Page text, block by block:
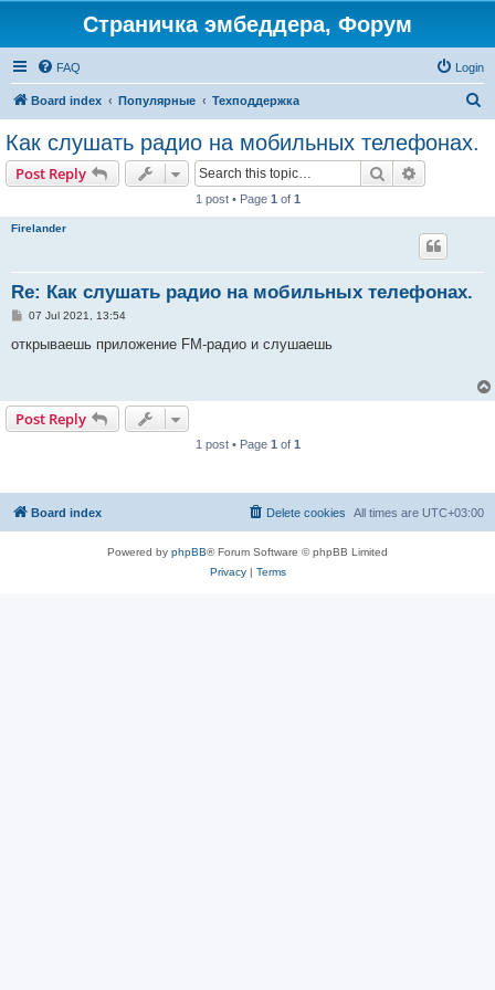
Страничка эмбеддера, Форум
FAQ Login
Board index Популярные Техподдержка
Как слушать радио на мобильных телефонах.
Post Reply Search
1 post • Page 1 of 1
Firelander
Re: Как слушать радио на мобильных телефонах.
P
s
07 Jul 2021, 13:54
открываешь приложение FM-радио и слушаешь
Post Reply
1 post • Page 1 of 1
Board index All times are UTC+03:00
Delete cookies
Powered by phpBB® Forum Software © phpBB Limited
Privacy| Terms